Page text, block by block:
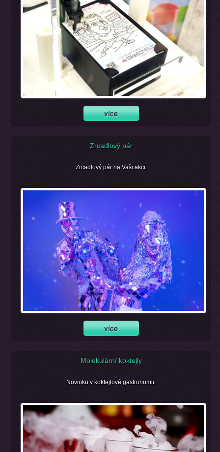
Zrcadlový pár
Zrcadlový pár na Vaši akci.
Molekulární koktejly
Novinku v koktejlové gastronomii.